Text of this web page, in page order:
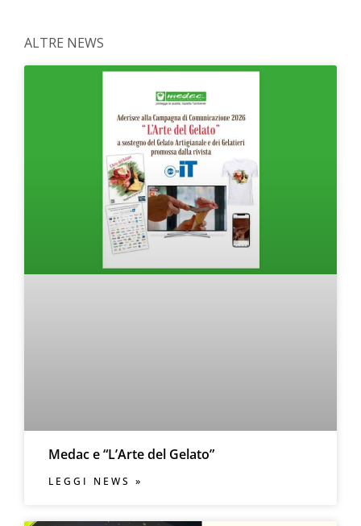
ALTRE NEWS
Medac e “L’Arte del Gelato”
LEGGI NEWS »